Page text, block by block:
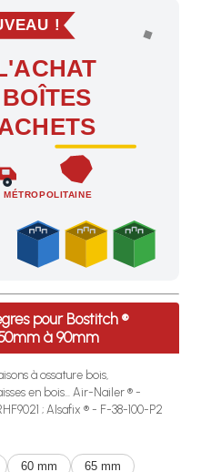
!
MÉTROPOLITAINE
offerts en France
pour Bostitch ®
à 90mm
à ossature bois,
en bois... Air-Nailer ® -
; Alsafix ® - F-38-100-P2
60 mm
65 mm